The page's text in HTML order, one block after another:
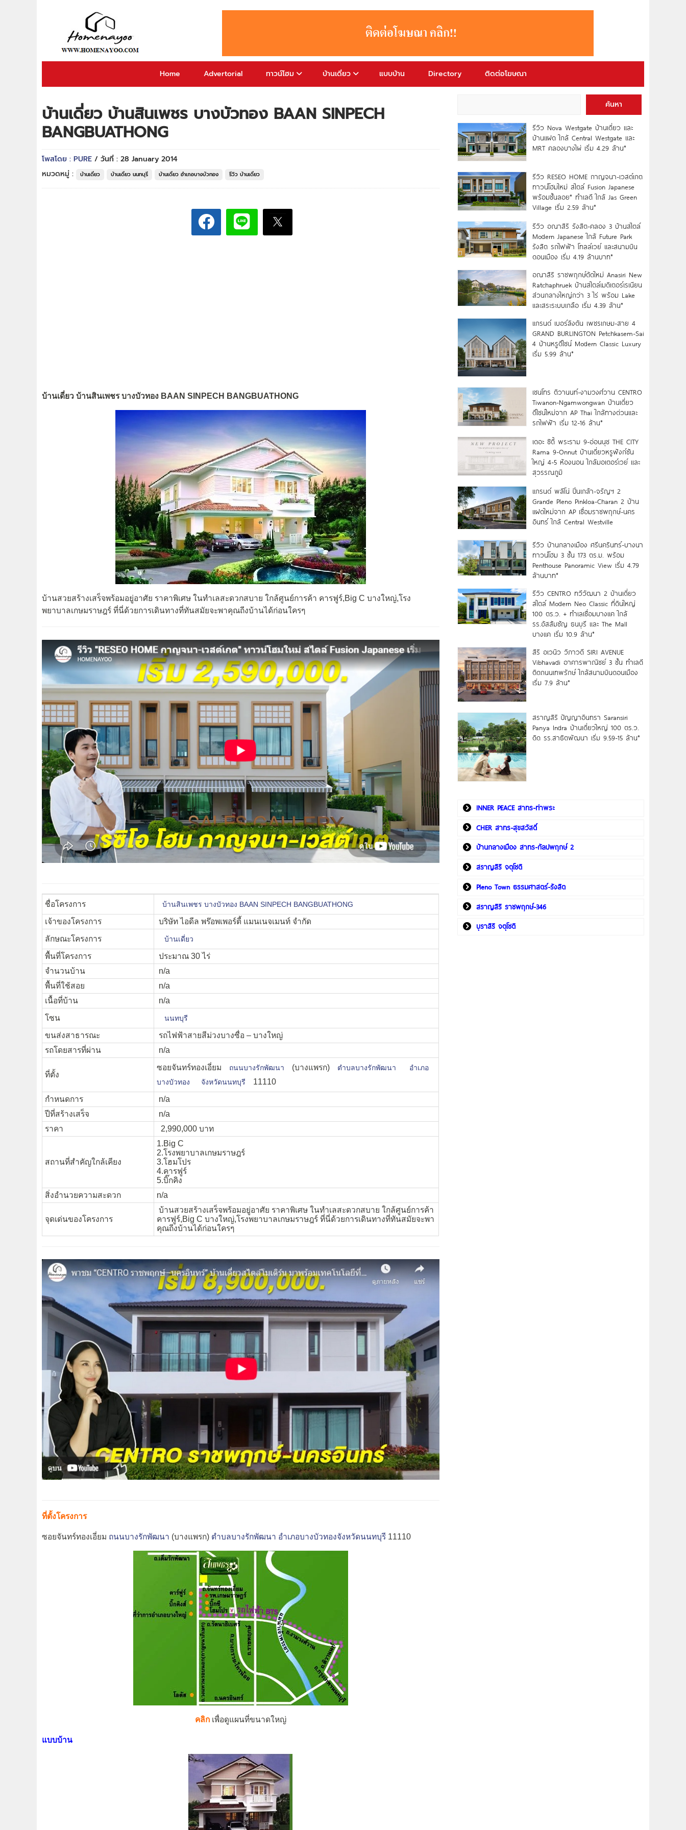
Home Advertorial ทาวน์โฮม บ้านเดี่ยว แบบบ้าน Directory ติดต่อโฆษณา
บ้านเดี่ยว บ้านสินเพชร บางบัวทอง BAAN SINPECH
BANGBUATHONG
โพสโดย : PURE / วันที่ : 28 January 2014
หมวดหมู่ :
บ้านเดี่ยว บ้านเดี่ยว นนทบุรี บ้านเดี่ยว อำเภอบางบัวทอง รีวิว บ้านเดี่ยว
บ้านเดี่ยว บ้านสินเพชร บางบัวทอง BAAN SINPECH BANGBUATHONG
บ้านสวยสร้างเสร็จพร้อมอยู่อาศัย ราคาพิเศษ ในทำเลสะดวกสบาย ใกล้ศูนย์การค้า คารฟูร์,Big C บางใหญ่,โรง
พยาบาลเกษมราษฎร์ ที่นี่ด้วยการเดินทางที่ทันสมัยจะพาคุณถีงบ้านได้ก่อนใครๆ
ชื่อโครงการ บ้านสินเพชร บางบัวทอง BAAN SINPECH BANGBUATHONG
เจ้าของโครงการ
บริษัท ไอดีล พร๊อพเพอร์ตี้ แมนเนจเมนท์ จำกัด
ลักษณะโครงการ
บ้านเดี่ยว
พื้นที่โครงการ
ประมาณ 30 ไร่
จำนวนบ้าน
n/a
พื้นที่ใช้สอย
n/a
เนื้อที่บ้าน
n/a
โซน
นนทบุรี
ขนส่งสาธารณะ
รถไฟฟ้าสายสีม่วงบางซื่อ – บางใหญ่
รถโดยสารที่ผ่าน
n/a
ที่ตั้ง
ซอยจันทร์ทองเอี่ยม ถนนบางรักพัฒนา (บางแพรก) ตำบลบางรักพัฒนา
อำเภอ
บางบัวทอง
จังหวัดนนทบุรี
11110
กำหนดการ
n/a
ปีที่สร้างเสร็จ
n/a
ราคา
2,990,000 บาท
สถานที่สำคัญใกล้เคียง
1.Big C
2.โรงพยาบาลเกษมราษฎร์
3.โฮมโปร
4.คารฟูร์
5.บิ๊กคิง
สิ่งอำนวยความสะดวก
n/a
จุดเด่นของโครงการ
บ้านสวยสร้างเสร็จพร้อมอยู่อาศัย ราคาพิเศษ ในทำเลสะดวกสบาย ใกล้ศูนย์การค้า
คารฟูร์,Big C บางใหญ่,โรงพยาบาลเกษมราษฎร์ ที่นี่ด้วยการเดินทางที่ทันสมัยจะพา
คุณถีงบ้านได้ก่อนใครๆ
ที่ตั้งโครงการ
ซอยจันทร์ทองเอี่ยม ถนนบางรักพัฒนา (บางแพรก) ตำบลบางรักพัฒนา อำเภอบางบัวทองจังหวัดนนทบุรี 11110
คลิก เพื่อดูแผนที่ขนาดใหญ่
แบบบ้าน
ค้นหา
รีวิว Nova Westgate บ้านเดี่ยว และ
บ้านแฝด ใกล้ Central Westgate และ
MRT คลองบางไผ่ เริ่ม 4.29 ล้าน*
รีวิว RESEO HOME กาญจนา-เวสต์เกต
ทาวน์โฮมใหม่ สไตล์ Fusion Japanese
พร้อมชั้นลอย* ทำเลดี ใกล้ Jas Green
Village เริ่ม 2.59 ล้าน*
รีวิว อณาสิริ รังสิต-คลอง 3 บ้านสไตล์
Modern Japanese ใกล้ Future Park
รังสิต รถไฟฟ้า โทลล์เวย์ และสนามบิน
ดอนเมือง เริ่ม 4.19 ล้านบาท*
อณาสิริ ราชพฤกษ์ตัดใหม่ Anasiri New
Ratchaphruek บ้านสไตล์เมดิเตอร์เรเนียน
ส่วนกลางใหญ่กว่า 3 ไร่ พร้อม Lake
และสระระบบเกลือ เริ่ม 4.39 ล้าน*
แกรนด์ เบอร์ลิงตัน เพชรเกษม-สาย 4
GRAND BURLINGTON Petchkasem-Sai
4 บ้านหรูดีไซน์ Modern Classic Luxury
เริ่ม 5.99 ล้าน*
เซนโทร ติวานนท์-งามวงศ์วาน CENTRO
Tiwanon-Ngamwongwan บ้านเดี่ยว
ดีไซน์ใหม่จาก AP Thai ใกล้ทางด่วนและ
รถไฟฟ้า เริ่ม 12-16 ล้าน*
เดอะ ซิตี้ พระราม 9-อ่อนนุช THE CITY
Rama 9-Onnut บ้านเดี่ยวหรูฟังก์ชัน
ใหญ่ 4-5 ห้องนอน ใกล้มอเตอร์เวย์ และ
สุวรรณภูมิ
แกรนด์ พลีโน่ ปิ่นเกล้า-จรัญฯ 2
Grande Pleno Pinkloa-Charan 2 บ้าน
แฝดใหม่จาก AP เชื่อมราชพฤกษ์-นคร
อินทร์ ใกล้ Central Westville
รีวิว บ้านกลางเมือง ศรีนครินทร์-บางนา
ทาวน์โฮม 3 ชั้น 173 ตร.ม. พร้อม
Penthouse Panoramic View เริ่ม 4.79
ล้านบาท*
รีวิว CENTRO ทวีวัฒนา 2 บ้านเดี่ยว
สไตล์ Modern Neo Classic ที่ดินใหญ่
100 ตร.ว. + ทำเลเชื่อมบางแค ใกล้
รร.อัสสัมชัญ ธนบุรี และ The Mall
บางแค เริ่ม 10.9 ล้าน*
สิริ อเวนิว วิภาวดี SIRI AVENUE
Vibhavadi อาคารพาณิชย์ 3 ชั้น ทำเลดี
ติดถนนเทพรักษ์ ใกล้สนามบินดอนเมือง
เริ่ม 7.9 ล้าน*
สราญสิริ ปัญญาอินทรา Saransiri
Panya Indra บ้านเดี่ยวใหญ่ 100 ตร.ว.
ดิด รร.สาธิตพัฒนา เริ่ม 9.59-15 ล้าน*
INNER PEACE สาทร-ท่าพระ
CHER สาทร-สุขสวัสดิ์
บ้านกลางเมือง สาทร-กัลปพฤกษ์ 2
สราญสิริ จตุโชติ
Pleno Town ธรรมศาสตร์-รังสิต
สราญสิริ ราชพฤกษ์-346
บุราสิริ จตุโชติ